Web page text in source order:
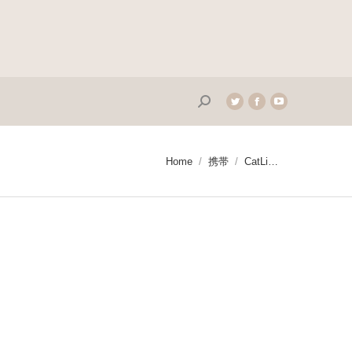
Search:Twitter
page
in
window
Facebook
page
in
window
YouTube
page
window
You are here:
Home 携帯 CatLi…